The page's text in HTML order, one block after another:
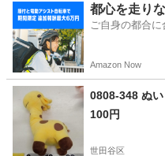
おもちゃ
都心を走り
ご自身の都合
Amazon Now
0808-348 ぬ
100円
世田谷区